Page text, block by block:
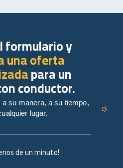
de un minuto!
formulario y
una oferta
para un
conductor.
su manera, a su tiempo,
lugar.